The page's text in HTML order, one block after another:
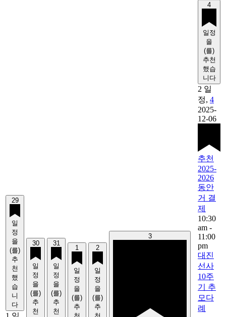
29
일
정
을
(를)
추
천
했
습
니
다
30
일
정
을
(를)
추
천
31
일
정
을
(를)
추
천
1
일
정
을
(를)
추
2
일
정
을
(를)
추
3
4
일정
을
(를)
추천
했습
니다
2 일
정, 4
2025-
12-06
추천
2025-
2026
동안
거 결
제
10:30
am -
11:00
pm
대진
선사
10주
기 추
모다
례